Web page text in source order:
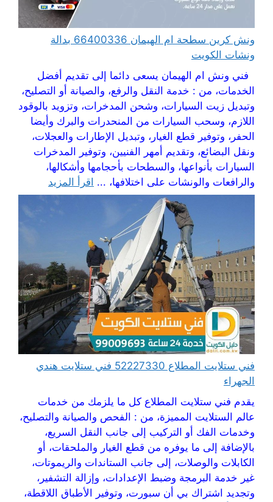
ونش كرين سطحة ام الهيمان 66400336 بدالة
ونشات الكويت
فني ونش ام الهيمان يسعى دائما إلى تقديم أفضل
الخدمات، من : خدمة النقل والرفع، والصيانة أو التصليح،
وتبديل زيت السيارات، وشحن المدخرات، وتزويد بالوقود
اللازم، وسحب السيارات من المنحدرات والبرك وأيضا
الحفر، وتوفير قطع الغيار، وتبديل الإطارات والعجلات،
ونقل البضائع، وتقديم أمهر الفنيين، وتوفير المدخرات
السيارات بأنواعها، والسطحات بأحجامها وأشكالها،
والرافعات والونشات على اختلافها، ... اقرأ المزيد
فني ستلايت المطلاع 52227330 فني ستلايت هندي
الجهراء
يقدم فني ستلايت المطلاع كل ما يلزمك من خدمات
عالم الستلايت المميزة، من : الفحص والصيانة والتصليح،
وخدمات الفك أو التركيب إلى جانب النقل السريع،
بالإضافة إلى ما يوفره من قطع الغيار والملحقات، أو
الكابلات والوصلات، إلى جانب الستاندات والريموتات،
غير خدمة البرمجة وضبط الإعدادات، وإزالة التشفير،
وتجديد اشتراك بي أن سبورت، وتوفير الأطباق اللاقطة،